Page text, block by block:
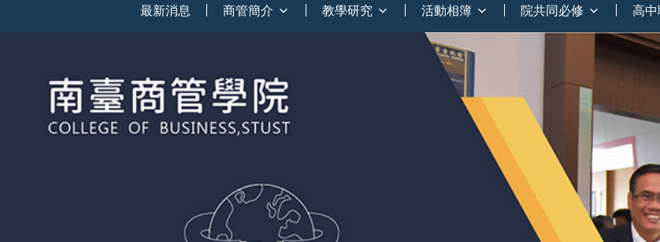
最新消息 商管簡介 教學研究 活動相簿 院共同必修 高